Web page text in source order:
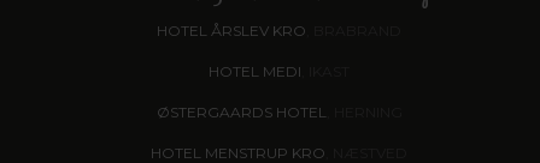
HOTEL ÅRSLEV KRO
HOTEL MEDI
ØSTERGAARDS HOTEL, HERNING
HOTEL MENSTRUP KRO